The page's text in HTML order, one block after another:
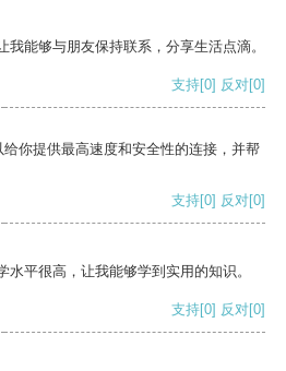
能够与朋友保持联系，分享生活点滴。
支持[0] 反对[0]
你提供最高速度和安全性的连接，并帮
支持[0] 反对[0]
平很高，让我能够学到实用的知识。
支持[0] 反对[0]